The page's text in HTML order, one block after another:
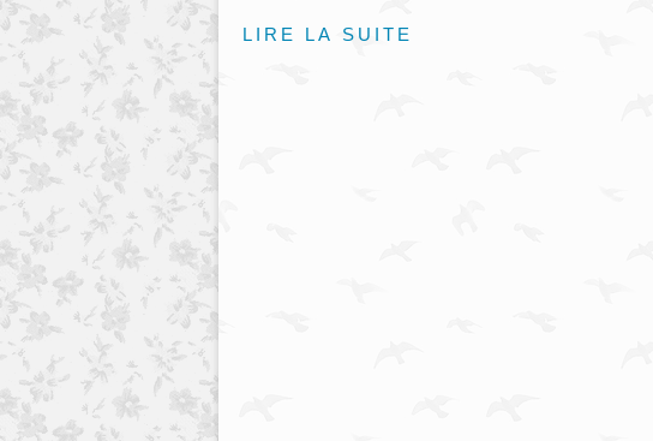
LIRE LA SUITE